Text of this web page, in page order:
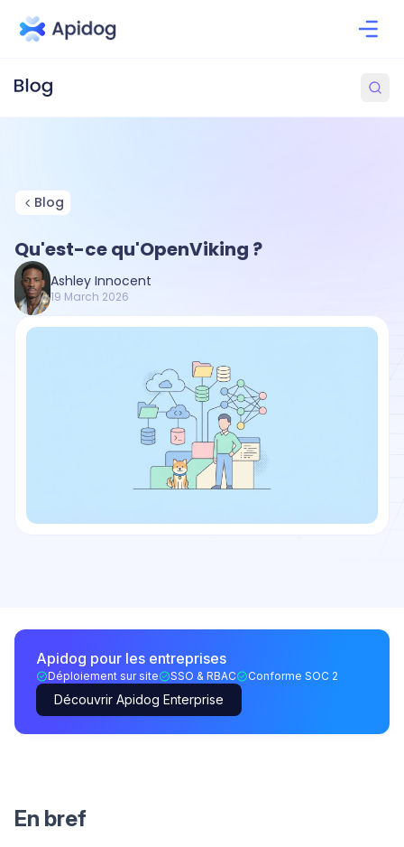
Blog
Qu'est-ce qu'OpenViking ?
Ashley Innocent
19 March 2026
Apidog pour les entreprises
Déploiement sur site SSO & RBAC Conforme SOC 2
Découvrir Apidog Enterprise
En bref